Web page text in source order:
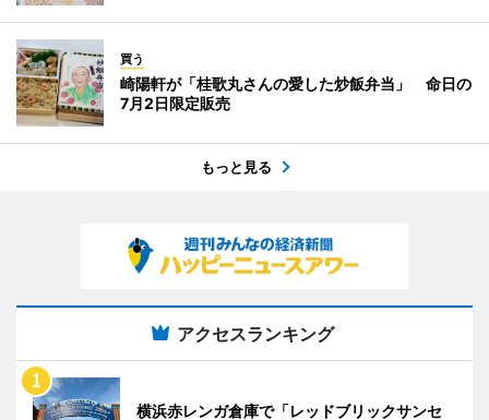
買う
崎陽軒が「桂歌丸さんの愛した炒飯弁当」 命日の
7月2日限定販売
もっと見る
アクセスランキング
横浜赤レンガ倉庫で「レッドブリックサンセ